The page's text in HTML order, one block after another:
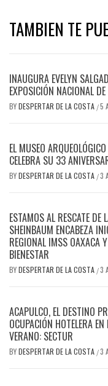
TAMBIEN TE
INAUGURA EVELYN
EXPOSICIÓN NACIONAL
BYDESPERTAR DE LA COSTA /5
EL MUSEO
CELEBRA SU 33
BYDESPERTAR DE LA COSTA /3
ESTAMOS AL RESCATE
SHEINBAUM ENCABEZA
REGIONAL IMSS OAXACA
BIENESTAR
BYDESPERTAR DE LA COSTA /3
ACAPULCO, EL DESTINO
OCUPACIÓN HOTELERA
VERANO: SECTUR
BYDESPERTAR DE LA COSTA /3